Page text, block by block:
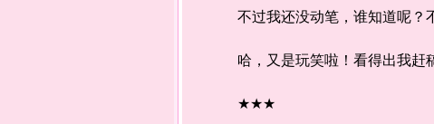
不过我还没动笔，谁知道呢？不
哈，又是玩笑啦！看得出我赶
★★★